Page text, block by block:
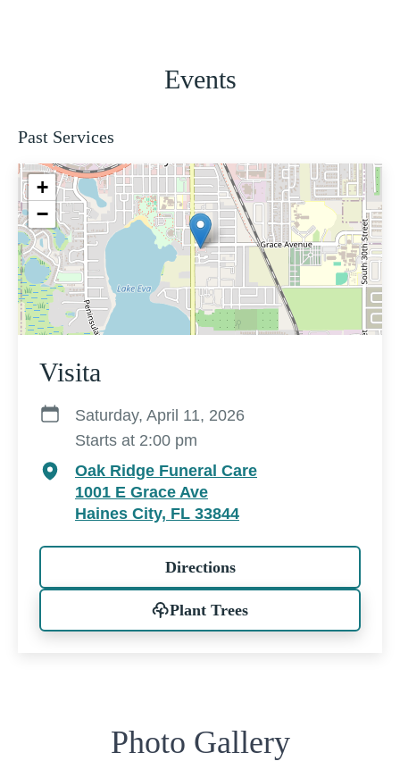
Events
Past Services
+
−
Visita
Saturday, April 11, 2026
Starts at 2:00 pm
Oak Ridge Funeral Care
1001 E Grace Ave
Haines City, FL 33844
Directions
Plant Trees
Photo Gallery